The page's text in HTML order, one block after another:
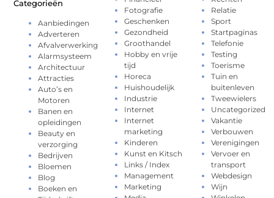
Categorieën
Aanbiedingen
Adverteren
Afvalverwerking
Alarmsysteem
Architectuur
Attracties
Auto’s en
Motoren
Banen en
opleidingen
Beauty en
verzorging
Bedrijven
Bloemen
Blog
Boeken en
Fotografie
Geschenken
Gezondheid
Groothandel
Hobby en vrije
tijd
Horeca
Huishoudelijk
Industrie
Internet
Internet
marketing
Kinderen
Kunst en Kitsch
Links / Index
Management
Marketing
Relatie
Sport
Startpaginas
Telefonie
Testing
Toerisme
Tuin en
buitenleven
Tweewielers
Uncategorized
Vakantie
Verbouwen
Verenigingen
Vervoer en
transport
Webdesign
Wijn